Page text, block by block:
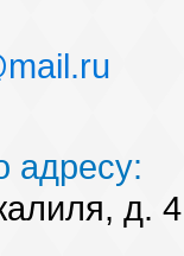
адресу:
д. 4